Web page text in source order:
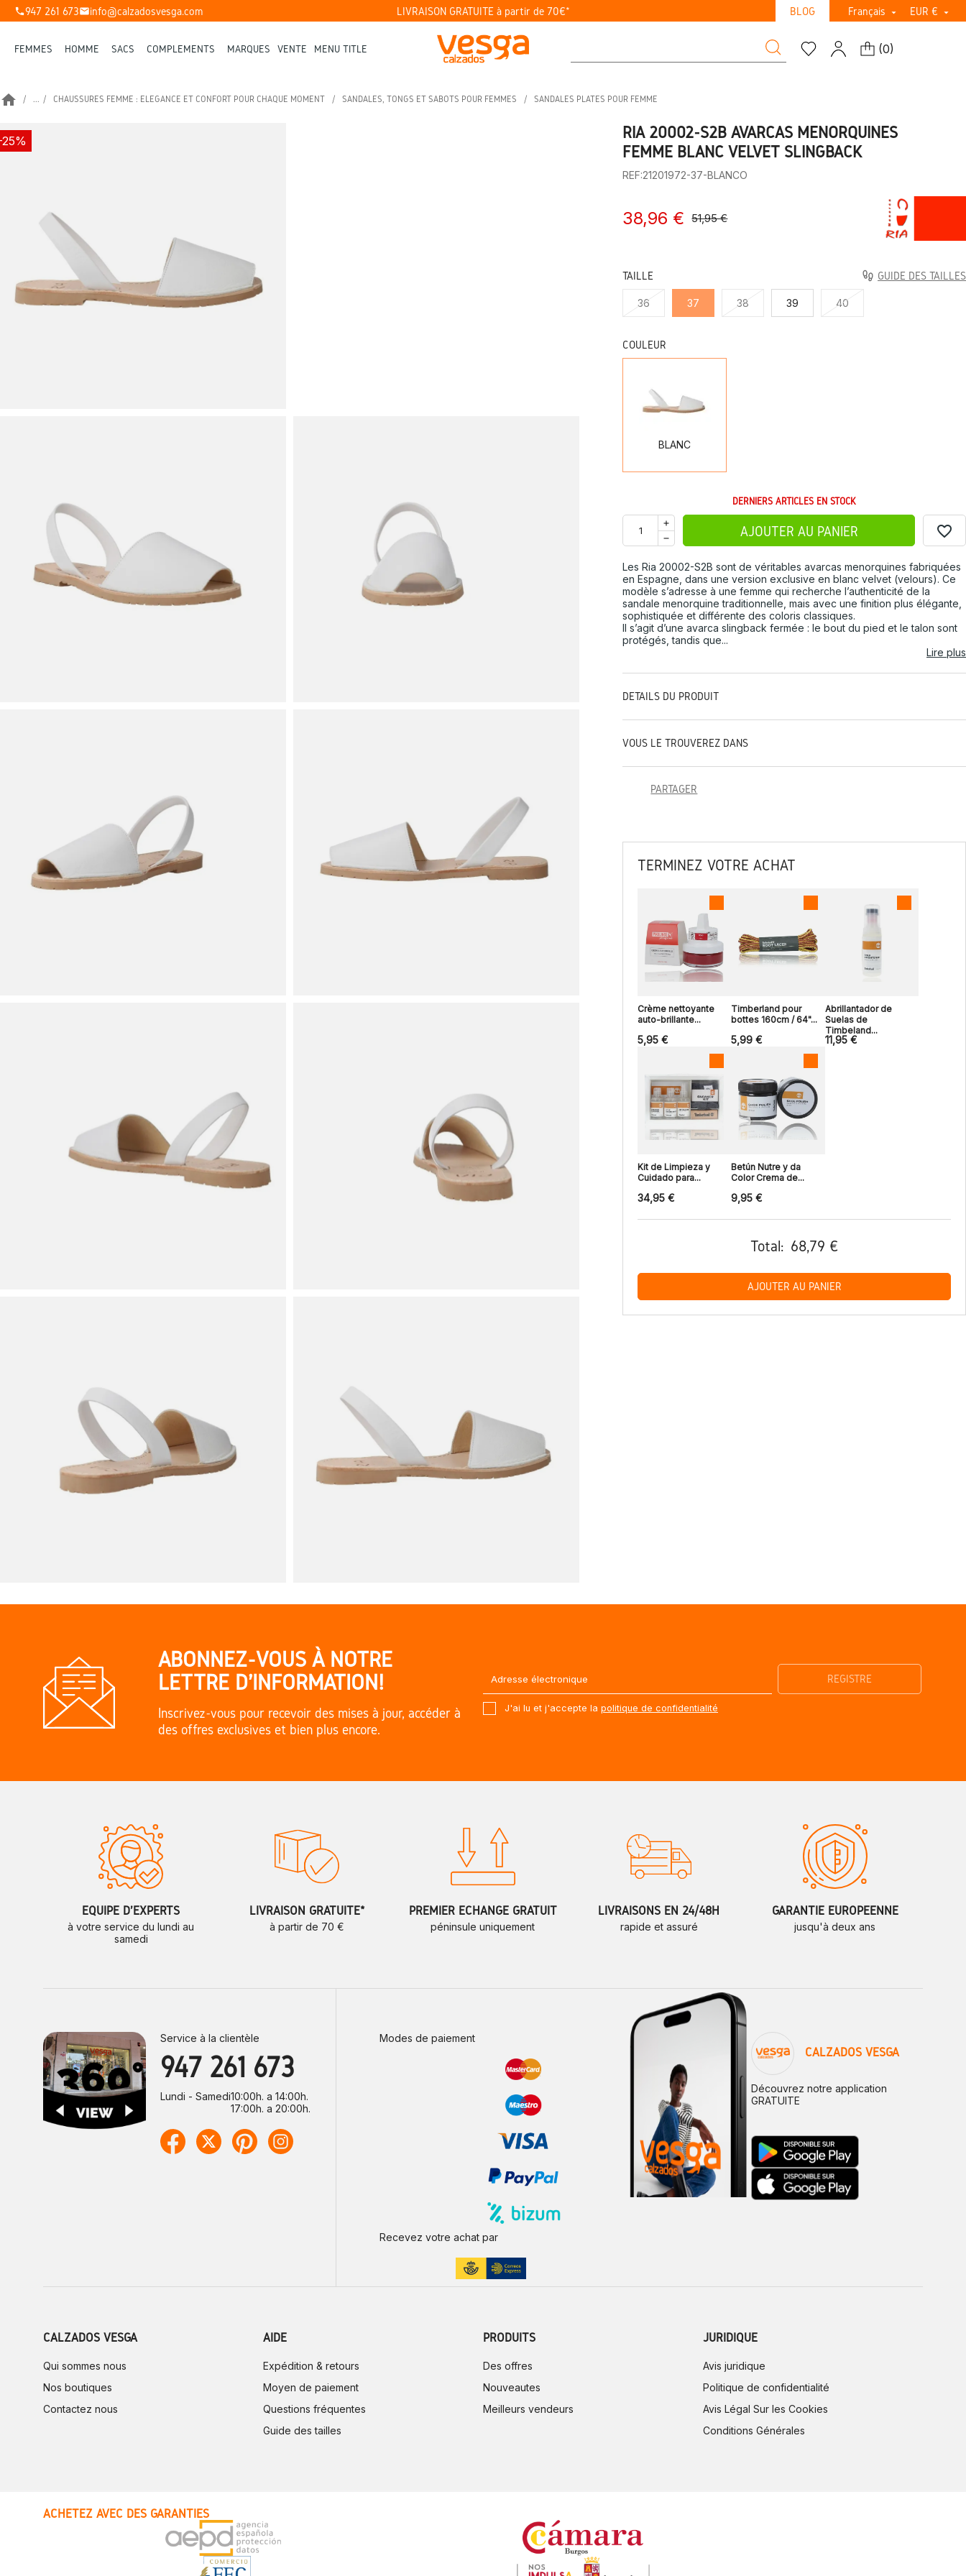
phone947 261 673mailinfo@calzadosvesga.com LIVRAISON GRATUITE à partir de 70€* BLOG Français  EUR € 
FEMMES HOMME SACS COMPLÉMENTS MARQUES VENTE MENU TITLE (0)
home ... CHAUSSURES FEMME : ÉLÉGANCE ET CONFORT POUR CHAQUE MOMENT SANDALES, TONGS ET SABOTS POUR FEMMES SANDALES PLATES POUR FEMME
RIA 20002-S2B AVARCAS MENORQUINES
FEMME BLANC VELVET SLINGBACK
REF:21201972-37-BLANCO
38,96 € 51,95 €
TAILLE GUIDE DES TAILLES
36 37 38 39 40
COULEUR
BLANC
DERNIERS ARTICLES EN STOCK
AJOUTER AU PANIER favorite_border
Les Ria 20002-S2B sont de véritables avarcas menorquines fabriquées
en Espagne, dans une version exclusive en blanc velvet (velours). Ce
modèle s’adresse à une femme qui recherche l’authenticité de la
sandale menorquine traditionnelle, mais avec une finition plus élégante,
sophistiquée et différente des coloris classiques.
Il s’agit d’une avarca slingback fermée : le bout du pied et le talon sont
protégés, tandis que...
Lire plus
DÉTAILS DU PRODUIT
VOUS LE TROUVEREZ DANS
PARTAGER
TERMINEZ VOTRE ACHAT
Crème nettoyante
auto-brillante...
5,95 €
Timberland pour
bottes 160cm / 64"...
5,99 €
Abrillantador de
Suelas de
Timbeland...
11,95 €
Kit de Limpieza y
Cuidado para...
34,95 €
Betún Nutre y da
Color Crema de...
9,95 €
Total: 68,79 €
AJOUTER AU PANIER
ABONNEZ-VOUS À NOTRE
LETTRE D'INFORMATION!
Inscrivez-vous pour recevoir des mises à jour, accéder à
des offres exclusives et bien plus encore.
J'ai lu et j'accepte la politique de confidentialité
ÉQUIPE D'EXPERTS
à votre service du lundi au
samedi
LIVRAISON GRATUITE*
à partir de 70 €
PREMIER ÉCHANGE GRATUIT
péninsule uniquement
LIVRAISONS EN 24/48H
rapide et assuré
GARANTIE EUROPÉENNE
jusqu'à deux ans
Service à la clientèle
947 261 673
Lundi - Samedi10:00h. a 14:00h.
17:00h. a 20:00h.
Modes de paiement
Recevez votre achat par
CALZADOS VESGA
Découvrez notre application
GRATUITE
CALZADOS VESGA
Qui sommes nous
Nos boutiques
Contactez nous
AIDE
Expédition & retours
Moyen de paiement
Questions fréquentes
Guide des tailles
PRODUITS
Des offres
Nouveautes
Meilleurs vendeurs
JURIDIQUE
Avis juridique
Politique de confidentialité
Avis Légal Sur les Cookies
Conditions Générales
ACHETEZ AVEC DES GARANTIES